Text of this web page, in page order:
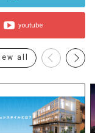
youtube
all